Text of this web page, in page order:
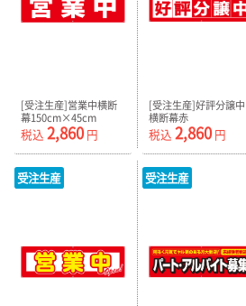
[受注生産]営業中横断
幕150cm×45cm
TA001-04
税込 2,860 円
[受注生産]好評分譲中
横断幕赤
150cm×45cm TA001-
05
税込 2,860円
受注生産 受注生産